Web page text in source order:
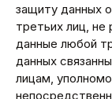
защиту данных
третьих лиц, не
данные любой
данных
лицам,